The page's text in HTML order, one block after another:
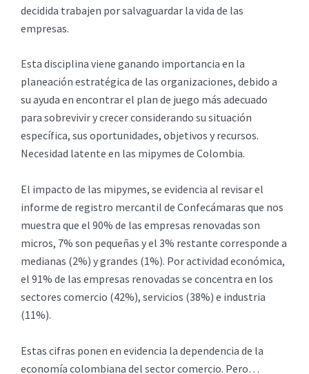
decidida trabajen por salvaguardar la vida de las
empresas.
Esta disciplina viene ganando importancia en la
planeación estratégica de las organizaciones, debido a
su ayuda en encontrar el plan de juego más adecuado
para sobrevivir y crecer considerando su situación
específica, sus oportunidades, objetivos y recursos.
Necesidad latente en las mipymes de Colombia.
El impacto de las mipymes, se evidencia al revisar el
informe de registro mercantil de Confecámaras que nos
muestra que el 90% de las empresas renovadas son
micros, 7% son pequeñas y el 3% restante corresponde a
medianas (2%) y grandes (1%). Por actividad económica,
el 91% de las empresas renovadas se concentra en los
sectores comercio (42%), servicios (38%) e industria
(11%).
Estas cifras ponen en evidencia la dependencia de la
economía colombiana del sector comercio. Pero…